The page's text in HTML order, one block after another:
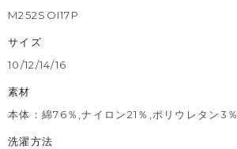
M252SOI17P
サイズ
10/12/14/16
素材
本体：綿76％,ナイロン21％,ポリウレタン3％
洗濯方法